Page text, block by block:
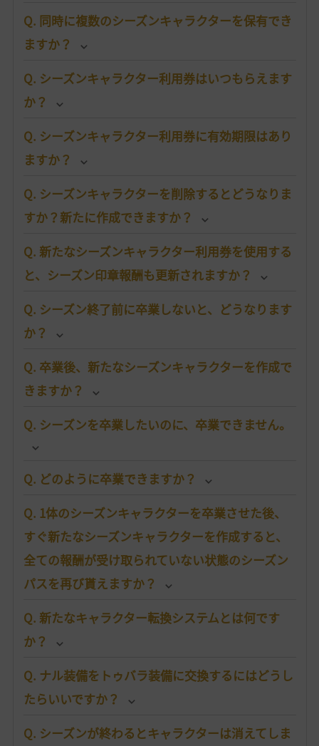
Q. 同時に複数のシーズンキャラクターを保有でき
ますか？
Q. シーズンキャラクター利用券はいつもらえます
か？
Q. シーズンキャラクター利用券に有効期限はあり
ますか？
Q. シーズンキャラクターを削除するとどうなりま
すか？新たに作成できますか？
Q. 新たなシーズンキャラクター利用券を使用する
と、シーズン印章報酬も更新されますか？
Q. シーズン終了前に卒業しないと、どうなります
か？
Q. 卒業後、新たなシーズンキャラクターを作成で
きますか？
Q. シーズンを卒業したいのに、卒業できません。
Q. どのように卒業できますか？
Q. 1体のシーズンキャラクターを卒業させた後、
すぐ新たなシーズンキャラクターを作成すると、
全ての報酬が受け取られていない状態のシーズン
パスを再び貰えますか？
Q. 新たなキャラクター転換システムとは何です
か？
Q. ナル装備をトゥバラ装備に交換するにはどうし
たらいいですか？
Q. シーズンが終わるとキャラクターは消えてしま